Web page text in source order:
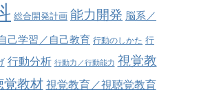
総合開発計画 能力開発 脳系／
己学習／自己教育 行動のしかた 行
行動分析 行動力／行動能力 視覚教
覚教材 視覚教育／視聴覚教育